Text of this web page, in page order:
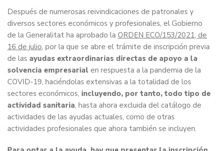
Después de numerosas reivindicaciones de patronales y
diversos sectores económicos y profesionales, el Gobierno
de la Generalitat ha aprobado la ORDEN ECO/153/2021, de
16 de julio, por la que se abre el trámite de inscripción previa
de las ayudas extraordinarias directas de apoyo a la
solvencia empresarial en respuesta a la pandemia de la
COVID-19, haciéndolas extensivas a la totalidad de los
sectores económicos, incluyendo, por tanto, todo tipo de
actividad sanitaria, hasta ahora excluida del catálogo de
actividades de las ayudas actuales, como de otras
actividades profesionales que ahora también se incluyen.